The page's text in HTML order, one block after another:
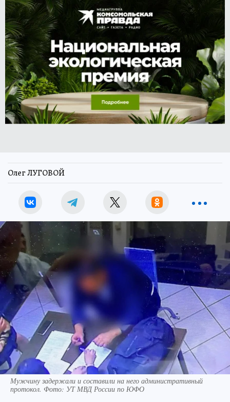
Олег ЛУГОВОЙ
Мужчину задержали и составили на него административный
протокол. Фото: УТ МВД России по ЮФО